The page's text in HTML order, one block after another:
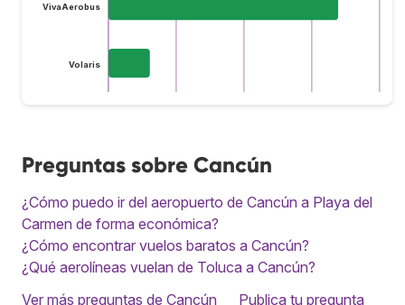
VivaAerobus
Volaris
Preguntas sobre Cancún
¿Cómo puedo ir del aeropuerto de Cancún a Playa del
Carmen de forma económica?
¿Cómo encontrar vuelos baratos a Cancún?
¿Qué aerolíneas vuelan de Toluca a Cancún?
Ver más preguntas de Cancún
Publica tu pregunta